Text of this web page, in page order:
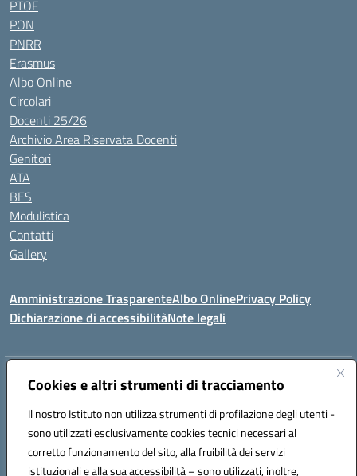
Cookies e altri strumenti di tracciamento
Il nostro Istituto non utilizza strumenti di profilazione degli utenti -
sono utilizzati esclusivamente cookies tecnici necessari al
corretto funzionamento del sito, alla fruibilità dei servizi
istituzionali e alla sua accessibilità – sono utilizzati, inoltre,
PTOF
PON
PNRR
Erasmus
Albo Online
Circolari
Docenti 25/26
Archivio Area Riservata Docenti
Genitori
ATA
BES
Modulistica
Contatti
Gallery
Amministrazione TrasparenteAlbo OnlinePrivacy Policy
Dichiarazione di accessibilitàNote legali
Indirizzo:Via Coniugi Crigna – Cap. 89861 – Tropea (VV)
Posta elettronica certificata (PEC):vvic82200d@pec.istruzione.it
Codice fiscale: 96012410799
Codice meccanografico:VVIC82200D